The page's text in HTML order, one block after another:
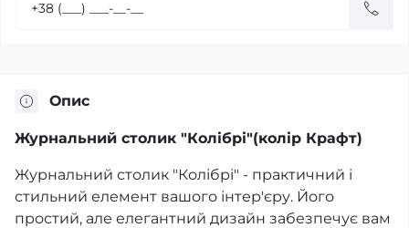
Опис
Журнальний столик "Колібрі"(колір Крафт)
Журнальний столик "Колібрі" - практичний і
стильний елемент вашого інтер'єру. Його
простий, але елегантний дизайн забезпечує вам